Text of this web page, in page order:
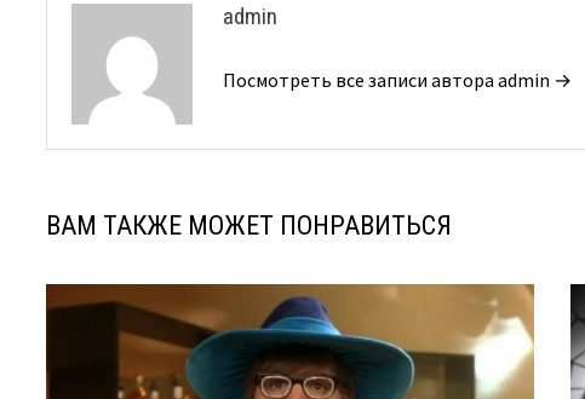
admin
Посмотреть все записи автора admin →
ВАМ ТАКЖЕ МОЖЕТ ПОНРАВИТЬСЯ